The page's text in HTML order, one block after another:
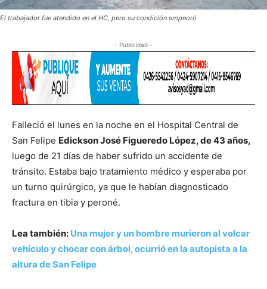
El trabajador fue atendido en el HC, pero su condición empeoró
- Publicidad -
Falleció el lunes en la noche en el Hospital Central de
San Felipe Edickson José Figueredo López, de 43 años,
luego de 21 días de haber sufrido un accidente de
tránsito. Estaba bajo tratamiento médico y esperaba por
un turno quirúrgico, ya que le habían diagnosticado
fractura en tibia y peroné.
Lea también: Una mujer y un hombre murieron al volcar
vehículo y chocar con árbol, ocurrió en la autopista a la
altura de San Felipe